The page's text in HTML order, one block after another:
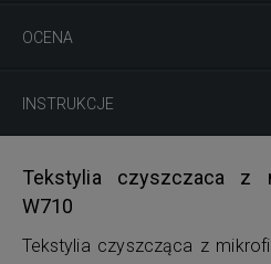
OCENA
INSTRUKCJE
Tekstylia czyszczaca z
W710
Tekstylia czyszcząca z